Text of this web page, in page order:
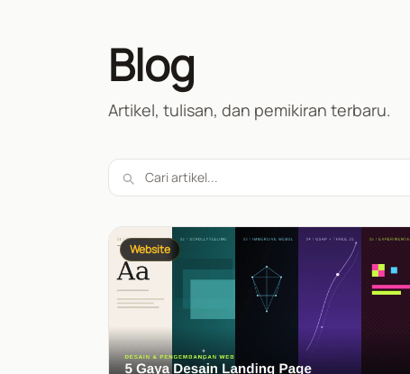
Blog
Artikel, tulisan, dan pemikiran terbaru.
Website